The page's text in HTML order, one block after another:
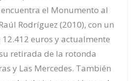
el Monumento al
Rodríguez (2010), con un
euros y actualmente
retirada de la rotonda
y Las Mercedes. También